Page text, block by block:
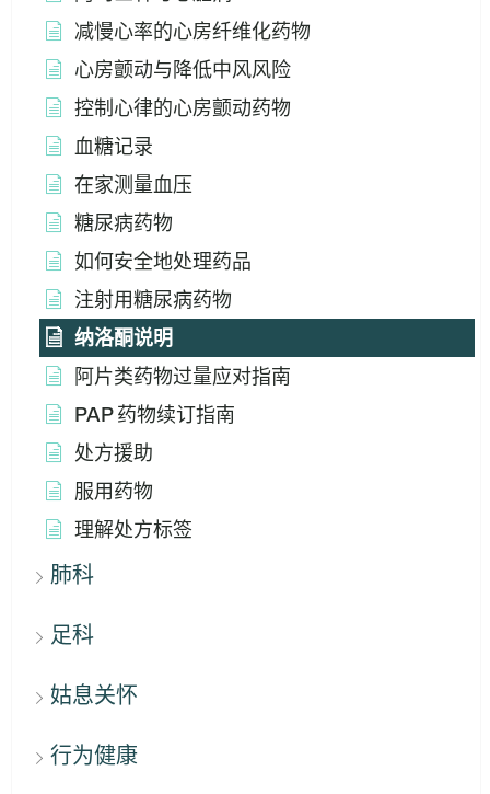
减慢心率的心房纤维化药物
心房颤动与降低中风风险
控制心律的心房颤动药物
血糖记录
在家测量血压
糖尿病药物
如何安全地处理药品
注射用糖尿病药物
纳洛酮说明
阿片类药物过量应对指南
PAP 药物续订指南
处方援助
服用药物
理解处方标签
肺科
足科
姑息关怀
行为健康